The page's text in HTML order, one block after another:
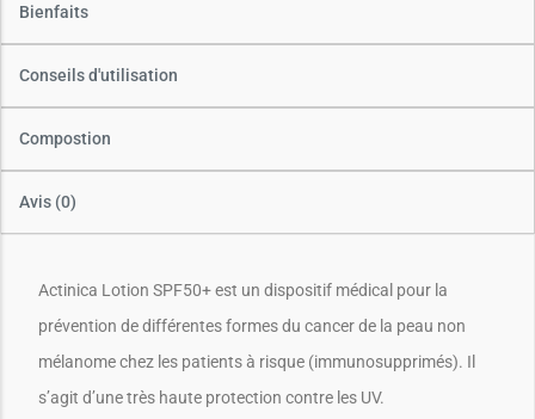
Compostion
Conseils d'utilisation
Bienfaits
Avis (0)
Actinica Lotion SPF50+ est un dispositif médical pour la
prévention de différentes formes du cancer de la peau non
mélanome chez les patients à risque (immunosupprimés). Il
s’agit d’une très haute protection contre les UV.